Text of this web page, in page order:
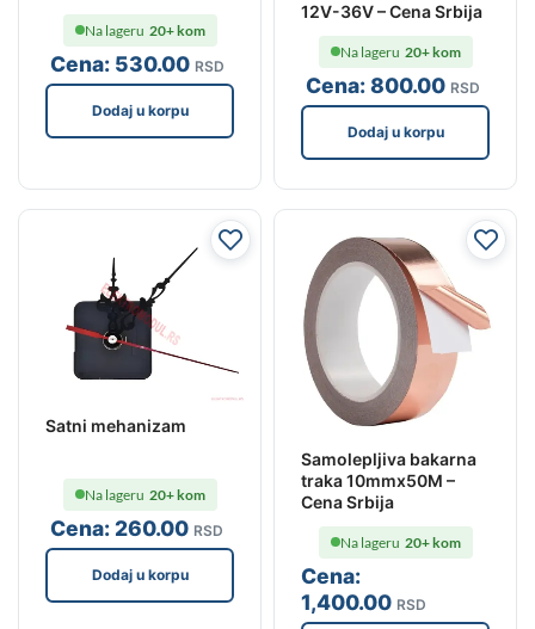
Cena: 530.00 RSD
Na lageru 20+ kom
Dodaj u korpu
12V-36V – Cena Srbija
Cena:800.00 RSD
Na lageru 20+ kom
Dodaj u korpu
Satni mehanizam
Cena: 260.00 RSD
Na lageru 20+ kom
Dodaj u korpu
Samolepljiva bakarna
traka 10mmx50M –
Cena Srbija
Cena:
1,400.00 RSD
Na lageru 20+ kom